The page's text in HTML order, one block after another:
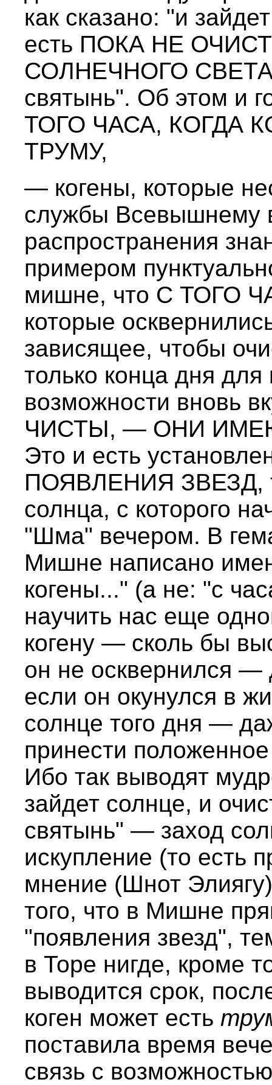
как сказано: "и
есть ПОКА НЕ
СОЛНЕЧНОГО СВЕТА
святынь". Об этом и
ТОГО ЧАСА, КОГДА
ТРУМУ,
— когены, которые
службы Всевышнему
распространения
примером
мишне, что С ТОГО
которые
зависящее, чтобы
только конца дня
возможности вновь
ЧИСТЫ, — ОНИ
Это и есть
ПОЯВЛЕНИЯ ЗВЕЗД,
солнца, с которого
"Шма" вечером. В
Мишне написано
когены..." (а не: "с
научить нас еще
когену — сколь бы
он не осквернился —
если он окунулся в
солнце того дня —
принести
Ибо так выводят
зайдет солнце, и
святынь" — заход
искупление (то есть
мнение (Шнот
того, что в Мишне
"появления звезд",
в Торе нигде, кроме
выводится срок,
коген может есть
поставила время
связь с